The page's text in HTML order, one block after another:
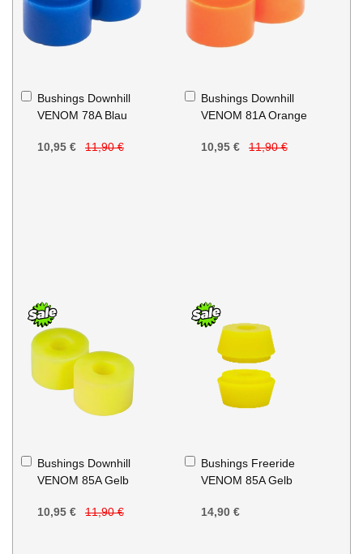
Bushings Downhill
VENOM 78A Blau
10,95 € 11,90 €
In
den
Warenkorb
Bushings Downhill
VENOM 81A Orange
10,95 € 11,90 €
In
den
Warenkorb
Bushings Downhill
VENOM 85A Gelb
10,95 € 11,90 €
In
den
Warenkorb
Bushings Freeride
VENOM 85A Gelb
14,90 €
In
den
Warenkorb